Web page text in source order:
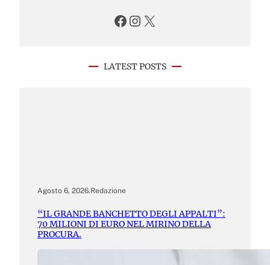
Facebook Instagram X
LATEST POSTS
Agosto 6, 2026.Redazione
“IL GRANDE BANCHETTO DEGLI APPALTI”:
70 MILIONI DI EURO NEL MIRINO DELLA
PROCURA.